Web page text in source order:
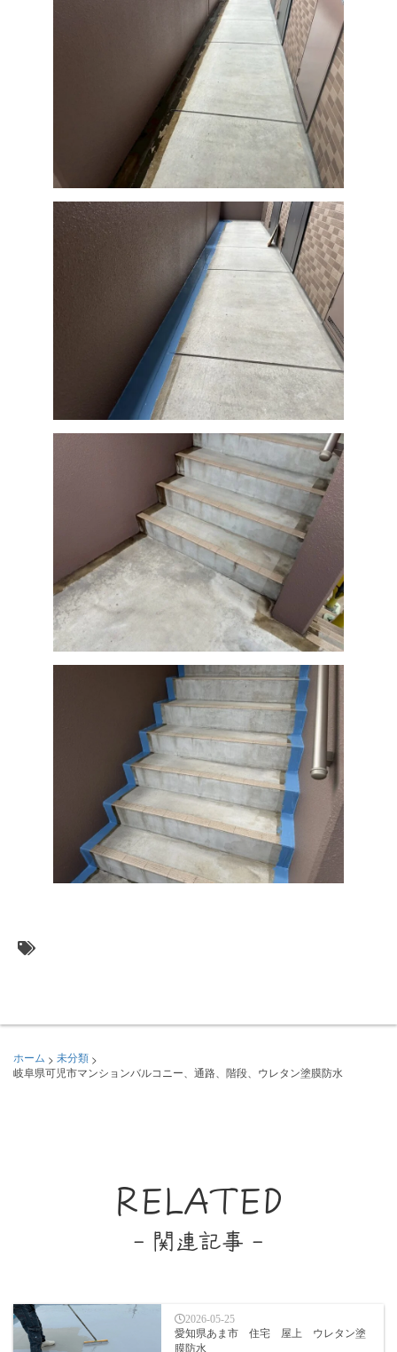
ホーム > 未分類 >
岐阜県可児市マンションバルコニー、通路、階段、ウレタン塗膜防水
RELATED
- 関連記事 -
2026-05-25
愛知県あま市 住宅 屋上 ウレタン塗
膜防水